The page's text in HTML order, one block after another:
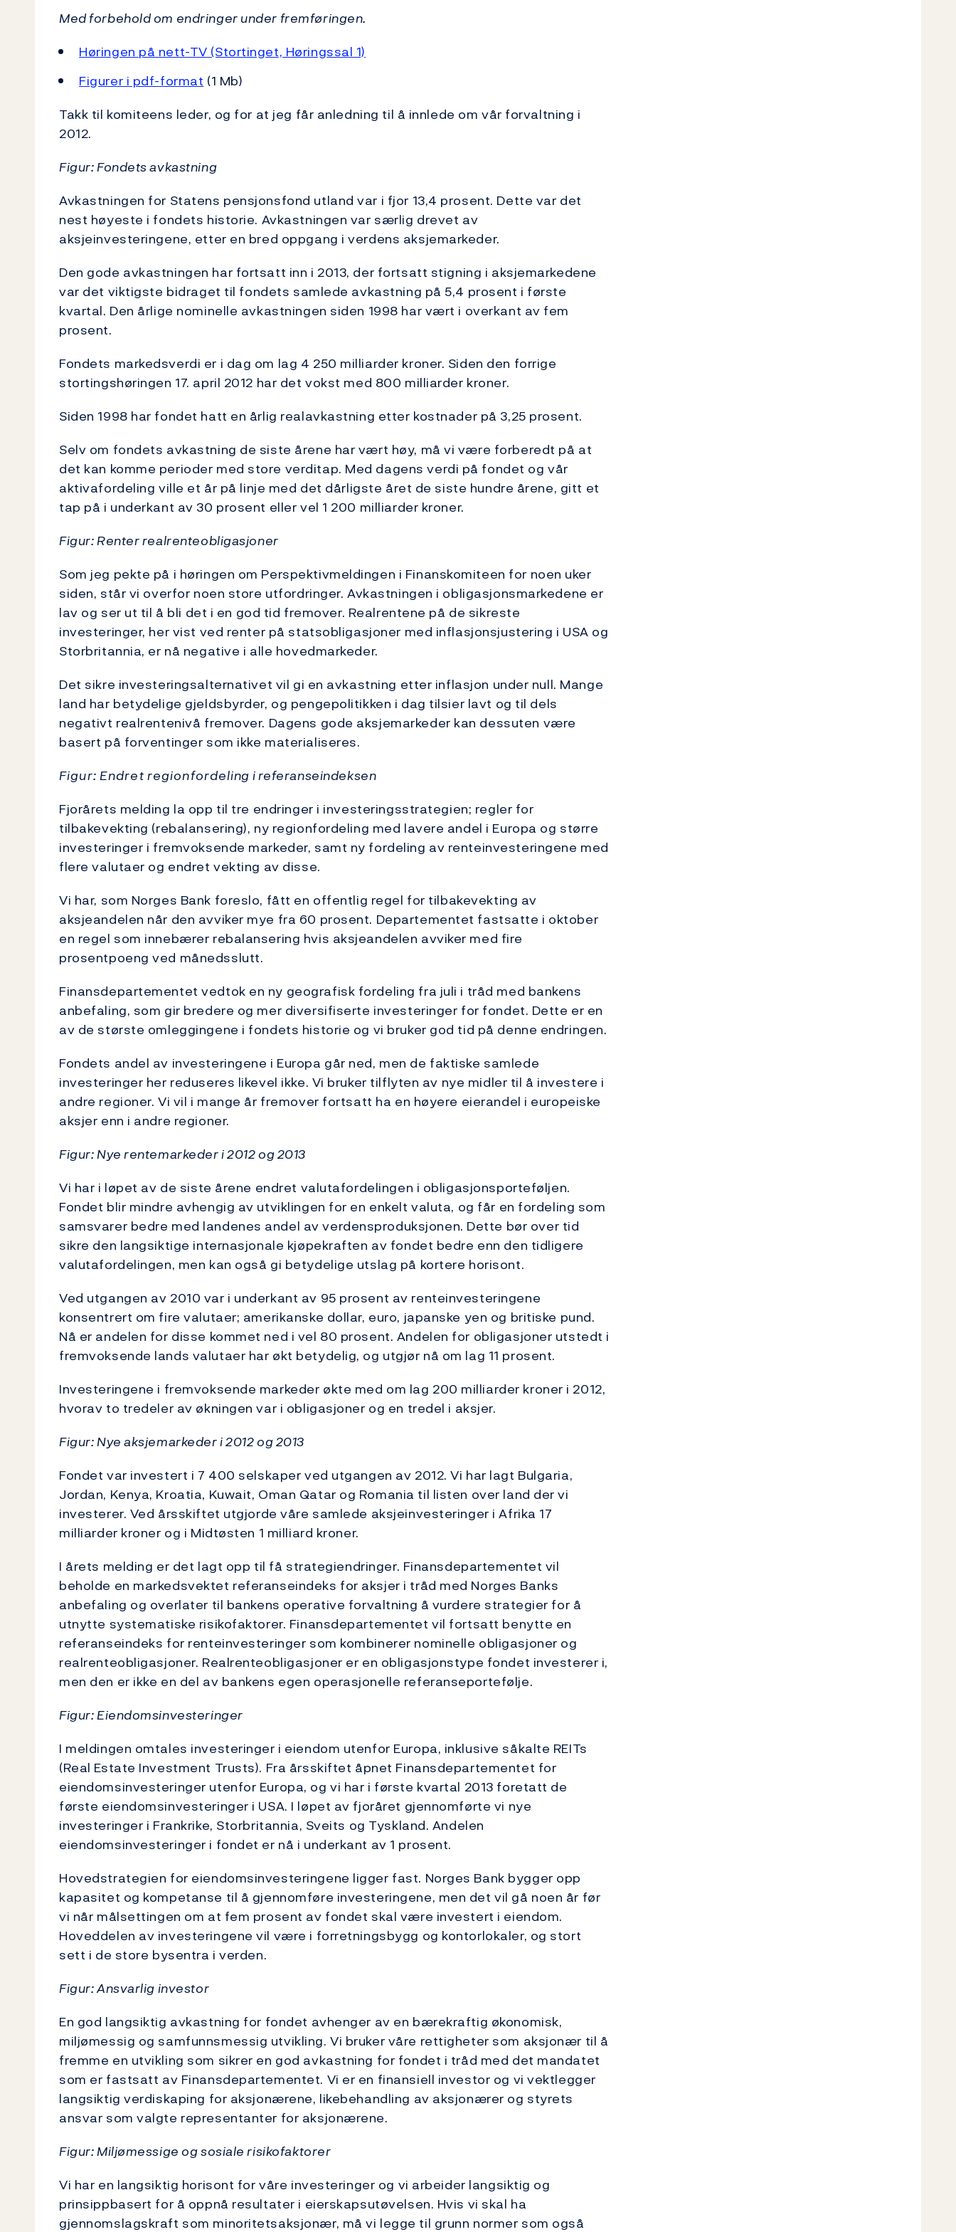
Med forbehold om endringer under fremføringen.
Høringen på nett-TV (Stortinget, Høringssal 1)
Figurer i pdf-format (1 Mb)
Takk til komiteens leder, og for at jeg får anledning til å innlede om vår forvaltning i
2012.
Figur: Fondets avkastning
Avkastningen for Statens pensjonsfond utland var i fjor 13,4 prosent. Dette var det
nest høyeste i fondets historie. Avkastningen var særlig drevet av
aksjeinvesteringene, etter en bred oppgang i verdens aksjemarkeder.
Den gode avkastningen har fortsatt inn i 2013, der fortsatt stigning i aksjemarkedene
var det viktigste bidraget til fondets samlede avkastning på 5,4 prosent i første
kvartal. Den årlige nominelle avkastningen siden 1998 har vært i overkant av fem
prosent.
Fondets markedsverdi er i dag om lag 4 250 milliarder kroner. Siden den forrige
stortingshøringen 17. april 2012 har det vokst med 800 milliarder kroner.
Siden 1998 har fondet hatt en årlig realavkastning etter kostnader på 3,25 prosent.
Selv om fondets avkastning de siste årene har vært høy, må vi være forberedt på at
det kan komme perioder med store verditap. Med dagens verdi på fondet og vår
aktivafordeling ville et år på linje med det dårligste året de siste hundre årene, gitt et
tap på i underkant av 30 prosent eller vel 1 200 milliarder kroner.
Figur: Renter realrenteobligasjoner
Som jeg pekte på i høringen om Perspektivmeldingen i Finanskomiteen for noen uker
siden, står vi overfor noen store utfordringer. Avkastningen i obligasjonsmarkedene er
lav og ser ut til å bli det i en god tid fremover. Realrentene på de sikreste
investeringer, her vist ved renter på statsobligasjoner med inflasjonsjustering i USA og
Storbritannia, er nå negative i alle hovedmarkeder.
Det sikre investeringsalternativet vil gi en avkastning etter inflasjon under null. Mange
land har betydelige gjeldsbyrder, og pengepolitikken i dag tilsier lavt og til dels
negativt realrentenivå fremover. Dagens gode aksjemarkeder kan dessuten være
basert på forventinger som ikke materialiseres.
Figur: Endret regionfordeling i referanseindeksen
Fjorårets melding la opp til tre endringer i investeringsstrategien; regler for
tilbakevekting (rebalansering), ny regionfordeling med lavere andel i Europa og større
investeringer i fremvoksende markeder, samt ny fordeling av renteinvesteringene med
flere valutaer og endret vekting av disse.
Vi har, som Norges Bank foreslo, fått en offentlig regel for tilbakevekting av
aksjeandelen når den avviker mye fra 60 prosent. Departementet fastsatte i oktober
en regel som innebærer rebalansering hvis aksjeandelen avviker med fire
prosentpoeng ved månedsslutt.
Finansdepartementet vedtok en ny geografisk fordeling fra juli i tråd med bankens
anbefaling, som gir bredere og mer diversifiserte investeringer for fondet. Dette er en
av de største omleggingene i fondets historie og vi bruker god tid på denne endringen.
Fondets andel av investeringene i Europa går ned, men de faktiske samlede
investeringer her reduseres likevel ikke. Vi bruker tilflyten av nye midler til å investere i
andre regioner. Vi vil i mange år fremover fortsatt ha en høyere eierandel i europeiske
aksjer enn i andre regioner.
Figur: Nye rentemarkeder i 2012 og 2013
Vi har i løpet av de siste årene endret valutafordelingen i obligasjonsporteføljen.
Fondet blir mindre avhengig av utviklingen for en enkelt valuta, og får en fordeling som
samsvarer bedre med landenes andel av verdensproduksjonen. Dette bør over tid
sikre den langsiktige internasjonale kjøpekraften av fondet bedre enn den tidligere
valutafordelingen, men kan også gi betydelige utslag på kortere horisont.
Ved utgangen av 2010 var i underkant av 95 prosent av renteinvesteringene
konsentrert om fire valutaer; amerikanske dollar, euro, japanske yen og britiske pund.
Nå er andelen for disse kommet ned i vel 80 prosent. Andelen for obligasjoner utstedt i
fremvoksende lands valutaer har økt betydelig, og utgjør nå om lag 11 prosent.
Investeringene i fremvoksende markeder økte med om lag 200 milliarder kroner i 2012,
hvorav to tredeler av økningen var i obligasjoner og en tredel i aksjer.
Figur: Nye aksjemarkeder i 2012 og 2013
Fondet var investert i 7 400 selskaper ved utgangen av 2012. Vi har lagt Bulgaria,
Jordan, Kenya, Kroatia, Kuwait, Oman Qatar og Romania til listen over land der vi
investerer. Ved årsskiftet utgjorde våre samlede aksjeinvesteringer i Afrika 17
milliarder kroner og i Midtøsten 1 milliard kroner.
I årets melding er det lagt opp til få strategiendringer. Finansdepartementet vil
beholde en markedsvektet referanseindeks for aksjer i tråd med Norges Banks
anbefaling og overlater til bankens operative forvaltning å vurdere strategier for å
utnytte systematiske risikofaktorer. Finansdepartementet vil fortsatt benytte en
referanseindeks for renteinvesteringer som kombinerer nominelle obligasjoner og
realrenteobligasjoner. Realrenteobligasjoner er en obligasjonstype fondet investerer i,
men den er ikke en del av bankens egen operasjonelle referanseportefølje.
Figur: Eiendomsinvesteringer
I meldingen omtales investeringer i eiendom utenfor Europa, inklusive såkalte REITs
(Real Estate Investment Trusts). Fra årsskiftet åpnet Finansdepartementet for
eiendomsinvesteringer utenfor Europa, og vi har i første kvartal 2013 foretatt de
første eiendomsinvesteringer i USA. I løpet av fjoråret gjennomførte vi nye
investeringer i Frankrike, Storbritannia, Sveits og Tyskland. Andelen
eiendomsinvesteringer i fondet er nå i underkant av 1 prosent.
Hovedstrategien for eiendomsinvesteringene ligger fast. Norges Bank bygger opp
kapasitet og kompetanse til å gjennomføre investeringene, men det vil gå noen år før
vi når målsettingen om at fem prosent av fondet skal være investert i eiendom.
Hoveddelen av investeringene vil være i forretningsbygg og kontorlokaler, og stort
sett i de store bysentra i verden.
Figur: Ansvarlig investor
En god langsiktig avkastning for fondet avhenger av en bærekraftig økonomisk,
miljømessig og samfunnsmessig utvikling. Vi bruker våre rettigheter som aksjonær til å
fremme en utvikling som sikrer en god avkastning for fondet i tråd med det mandatet
som er fastsatt av Finansdepartementet. Vi er en finansiell investor og vi vektlegger
langsiktig verdiskaping for aksjonærene, likebehandling av aksjonærer og styrets
ansvar som valgte representanter for aksjonærene.
Figur: Miljømessige og sosiale risikofaktorer
Vi har en langsiktig horisont for våre investeringer og vi arbeider langsiktig og
prinsippbasert for å oppnå resultater i eierskapsutøvelsen. Hvis vi skal ha
gjennomslagskraft som minoritetsaksjonær, må vi legge til grunn normer som også